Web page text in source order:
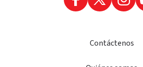
Contáctenos